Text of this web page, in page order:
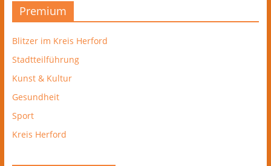
Premium
Blitzer im Kreis Herford
Stadtteilführung
Kunst & Kultur
Gesundheit
Sport
Kreis Herford